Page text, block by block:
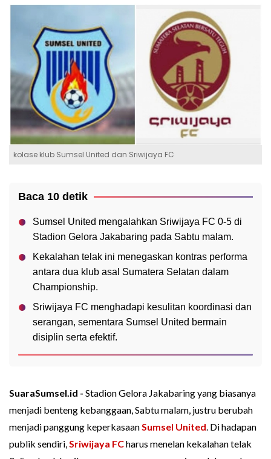
kolase klub Sumsel United dan Sriwijaya FC
Baca 10 detik
Sumsel United mengalahkan Sriwijaya FC 0-5 di
Stadion Gelora Jakabaring pada Sabtu malam.
Kekalahan telak ini menegaskan kontras performa
antara dua klub asal Sumatera Selatan dalam
Championship.
Sriwijaya FC menghadapi kesulitan koordinasi dan
serangan, sementara Sumsel United bermain
disiplin serta efektif.
SuaraSumsel.id - Stadion Gelora Jakabaring yang biasanya
menjadi benteng kebanggaan, Sabtu malam, justru berubah
menjadi panggung keperkasaanSumsel United. Di hadapan
publik sendiri,Sriwijaya FCharus menelan kekalahan telak